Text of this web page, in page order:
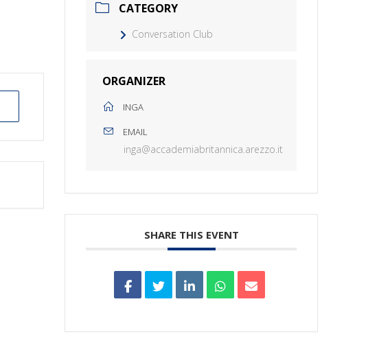
CATEGORY
Conversation Club
ORGANIZER
INGA
EMAIL
inga@accademiabritannica.arezzo.it
SHARE THIS EVENT